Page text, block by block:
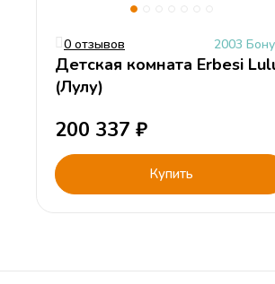
0 отзывов 2003
Детская комната Erbesi
(Лулу)
200 337 ₽
Купить